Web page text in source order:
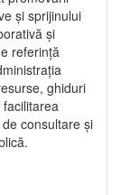
și sprijinului
și
referință
ghiduri
consultare și